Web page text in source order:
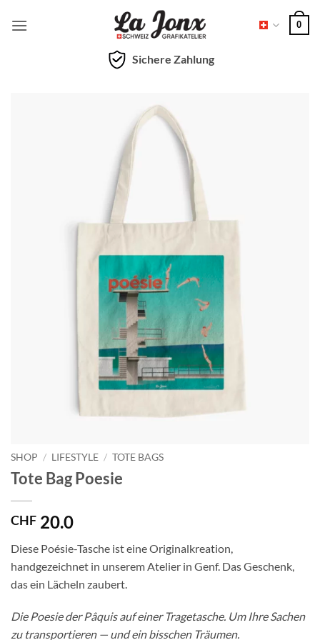
Inhalt
0
Sichere Zahlung
SHOP / LIFESTYLE / TOTE BAGS
Tote Bag Poesie
CHF 20.0
Diese Poésie-Tasche ist eine Originalkreation,
handgezeichnet in unserem Atelier in Genf. Das Geschenk,
das ein Lächeln zaubert.
Die Poesie der Pâquis auf einer Tragetasche. Um Ihre Sachen
zu transportieren — und ein bisschen Träumen.